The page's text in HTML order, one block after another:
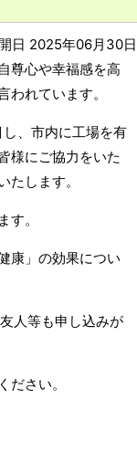
日 2025年06月30日
尊心や幸福感を高
れています。
、市内に工場を有
様にご協力をいた
します。
。
康」の効果につい
人等も申し込みが
さい。